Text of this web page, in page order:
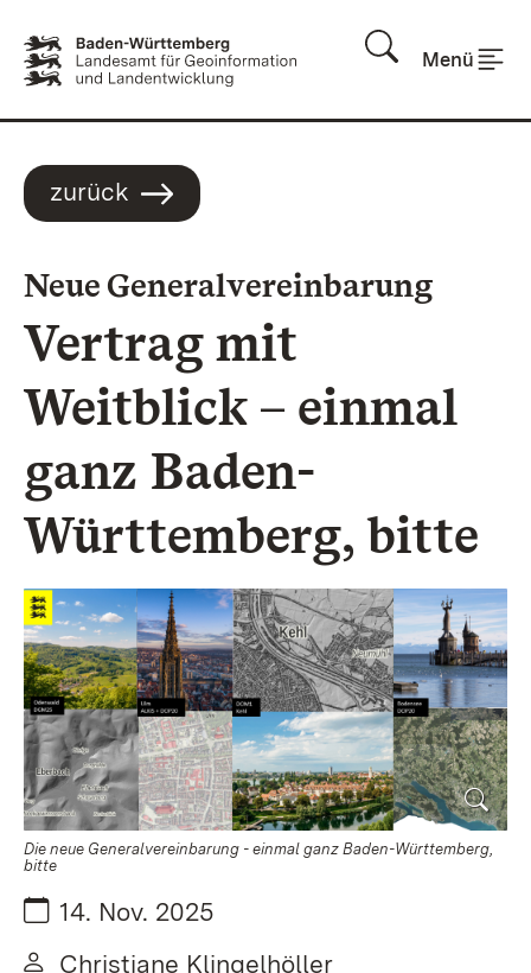
Menü
zurück
Neue Generalvereinbarung:
Vertrag mit
Weitblick – einmal
ganz Baden-
Württemberg, bitte
Die neue Generalvereinbarung - einmal ganz Baden-Württemberg,
bitte
Datum:
14. Nov. 2025
Von:
Christiane Klingelhöller